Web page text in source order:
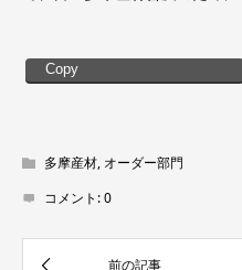
Copy
多摩産材, オーダー部門
コメント:0